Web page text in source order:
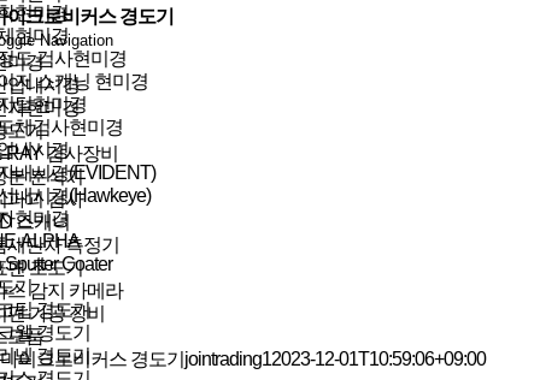
현미경
현미경
도 검사현미경
저 스캐닝 현미경
털현미경
체검사현미경
내시경
내시경(EVIDENT)
내시경(Hawkeye)
현미경
ALPHA
Sputter Coater
기
팁 경도기
웰 경도기
넬 경도기
이크로비커스 경도기
Navigation
미경
업내시경
자현미경
도기
RAY 검사장비
분 분석기
파괴 검사
스캐너
새단차 측정기
면 조도기
스 감지 카메라
편 가공 장비
모품
마이크로비커스 경도기 jointrading12023-12-01T10:59:06+09:00